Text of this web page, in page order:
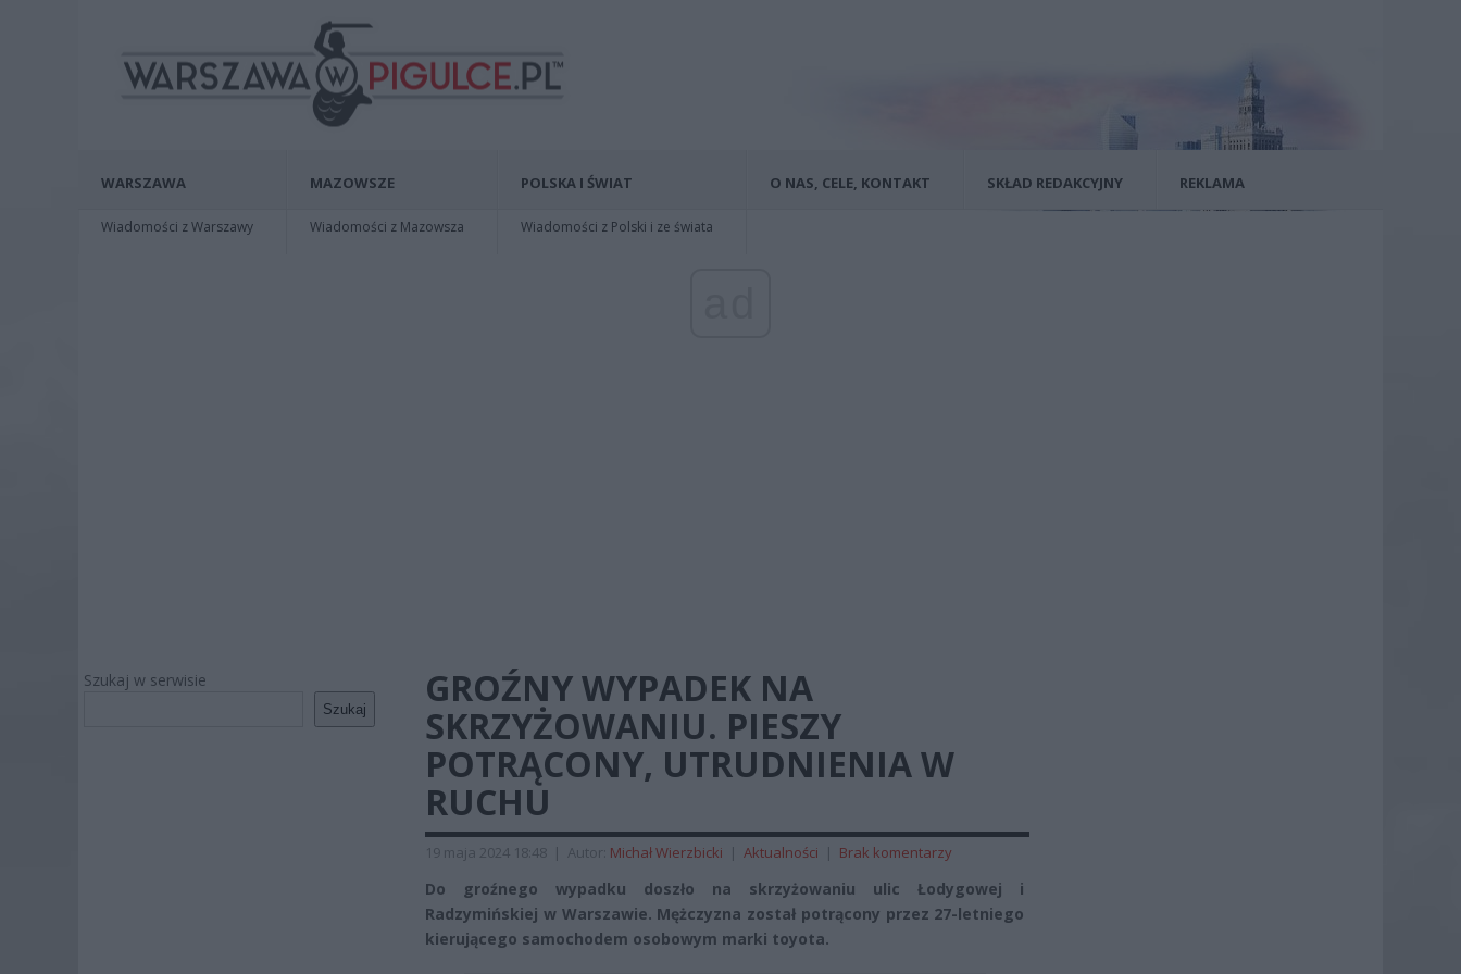
WARSZAWA
Wiadomości z Warszawy
MAZOWSZE
Wiadomości z Mazowsza
POLSKA I ŚWIAT
Wiadomości z Polski i ze świata
O NAS, CELE, KONTAKT SKŁAD REDAKCYJNY REKLAMA
Szukaj w serwisie
Szukaj
GROŹNY WYPADEK NA
SKRZYŻOWANIU. PIESZY
POTRĄCONY, UTRUDNIENIA W
RUCHU
19 maja 2024 18:48 | Autor: Michał Wierzbicki | Aktualności | Brak komentarzy
Do groźnego wypadku doszło na skrzyżowaniu ulic Łodygowej i
Radzymińskiej w Warszawie. Mężczyzna został potrącony przez 27-letniego
kierującego samochodem osobowym marki toyota.